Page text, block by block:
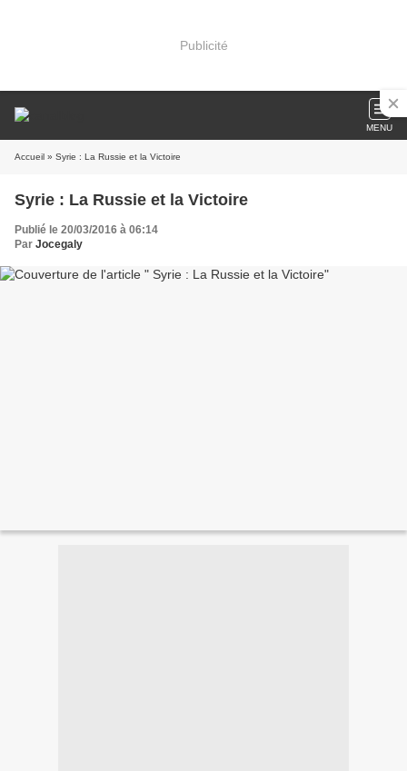
Publicité
MENU
Accueil » Syrie : La Russie et la Victoire
Syrie : La Russie et la Victoire
Publié le 20/03/2016 à 06:14
Par Jocegaly